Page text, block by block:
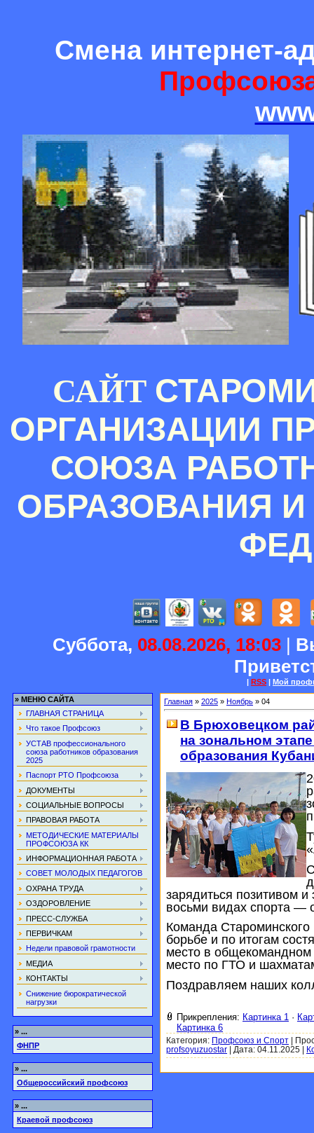
Смена интернет-
САЙТ
ОРГАНИЗАЦИИ
СОЮЗА
ОБРАЗОВАНИЯ
Суббота, 08.08.2026, 18:03 |
| RSS | Мой
» МЕНЮ САЙТА
ГЛАВНАЯ СТРАНИЦА
Что такое Профсоюз
УСТАВ профессионального
союза работников образования
2025
Паспорт РТО Профсоюза
ДОКУМЕНТЫ
СОЦИАЛЬНЫЕ ВОПРОСЫ
ПРАВОВАЯ РАБОТА
МЕТОДИЧЕСКИЕ МАТЕРИАЛЫ
ПРОФСОЮЗА КК
ИНФОРМАЦИОННАЯ РАБОТА
СОВЕТ МОЛОДЫХ ПЕДАГОГОВ
ОХРАНА ТРУДА
ОЗДОРОВЛЕНИЕ
ПРЕСС-СЛУЖБА
ПЕРВИЧКАМ
Недели правовой грамотности
МЕДИА
КОНТАКТЫ
Снижение бюрократической
нагрузки
» ...
ФНПР
» ...
Общероссийский профсоюз
» ...
Краевой профсоюз
Главная » 2025 » Ноябрь » 04
В Брюховецком
на зональном
образования
зарядиться позитивом
восьми видах спорта —
Команда
борьбе и по итогам
место в общекомандном
место по ГТО и
Поздравляем наших
Прикрепления: Картинка 1 ·
Картинка 6
Категория: Профсоюз и Спорт |
profsoyuzuostar | Дата: 04.11.2025 |